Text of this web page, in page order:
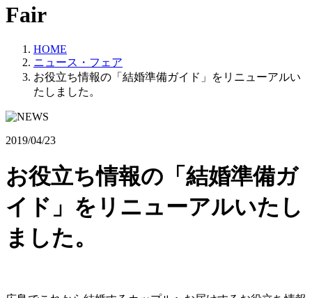
Fair
HOME
ニュース・フェア
お役立ち情報の「結婚準備ガイド」をリニューアルい
たしました。
2019/04/23
お役立ち情報の「結婚準備ガ
イド」をリニューアルいたし
ました。